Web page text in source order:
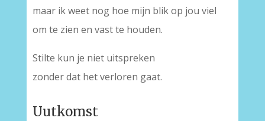
maar ik weet nog hoe mijn blik op jou viel
om te zien en vast te houden.
Stilte kun je niet uitspreken
zonder dat het verloren gaat.
Uutkomst